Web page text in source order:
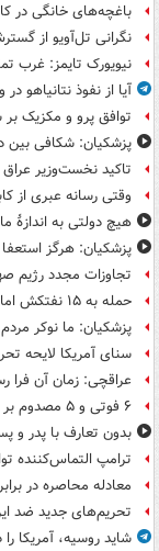
باغچه‌های خانگی در
نگرانی تل‌آویو از
نیویورک تایمز: غرب
آیا از نفوذ نتانیاهو
توافق پرو و مکزیک بر
پزشکیان: شکافی
تاکید نخست‌وزیر
وقتی رسانه عبری از
هیچ دولتی به
پزشکیان: هرگز استعفا
تجاوزات مجدد رژیم
حمله به ۱۵ نفتکش‌ اماراتی از ابتدای جنگ
پزشکیان: ما نوکر
سنای آمریکا لایحه
عراقچی: زمان آن فرا
۶ فوتی و ۵ مصدوم بر اثر تصادف زنجیره‌ای
بدون تعارف با پدر و
ترامپ التماس‌کننده
معادله محاصره در
تحریم‌های جدید ضد
شاید روسیه، آمریکا